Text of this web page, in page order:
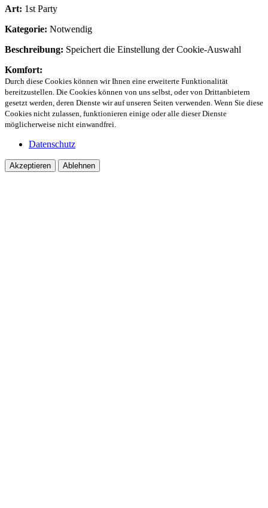
Art: 1st Party
Kategorie: Notwendig
Beschreibung: Speichert die Einstellung der Cookie-Auswahl
Komfort:
Durch diese Cookies können wir Ihnen eine erweiterte Funktionalität
bereitzustellen. Die Cookies können von uns selbst, oder von Drittanbietern
gesetzt werden, deren Dienste wir auf unseren Seiten verwenden. Wenn Sie diese
Cookies nicht zulassen, funktionieren einige oder alle dieser Dienste
möglicherweise nicht einwandfrei.
Datenschutz
Akzeptieren Ablehnen